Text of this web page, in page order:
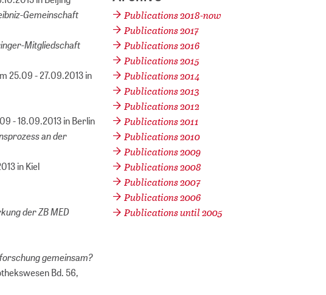
Gemeinschaft
Mitgliedschaft
25.09 - 27.09.2013 in
- 18.09.2013 in Berlin
an der
in Kiel
der ZB MED
gemeinsam?
Bd. 56,
Publications 2018-now
Publications 2017
Publications 2016
Publications 2015
Publications 2014
Publications 2013
Publications 2012
Publications 2011
Publications 2010
Publications 2009
Publications 2008
Publications 2007
Publications 2006
Publications until 2005